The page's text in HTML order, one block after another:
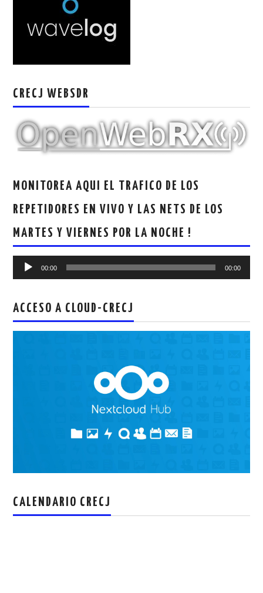
CRECJ WEBSDR
MONITOREA AQUI EL TRAFICO DE LOS
REPETIDORES EN VIVO Y LAS NETS DE LOS
MARTES Y VIERNES POR LA NOCHE !
Reproductor
00:00 00:00
ACCESO A CLOUD-CRECJ
CALENDARIO CRECJ